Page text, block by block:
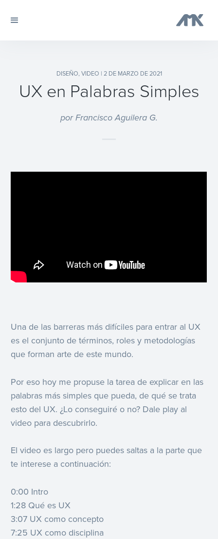
DISEÑO, VIDEO | 2 DE MARZO DE 2021
UX en Palabras Simples
por Francisco Aguilera G.
Una de las barreras más difíciles para entrar al UX
es el conjunto de términos, roles y metodologías
que forman arte de este mundo.
Por eso hoy me propuse la tarea de explicar en las
palabras más simples que pueda, de qué se trata
esto del UX. ¿Lo conseguiré o no? Dale play al
video para descubrirlo.
El video es largo pero puedes saltas a la parte que
te interese a continuación:
0:00 Intro
1:28 Qué es UX
3:07 UX como concepto
7:25 UX como disciplina